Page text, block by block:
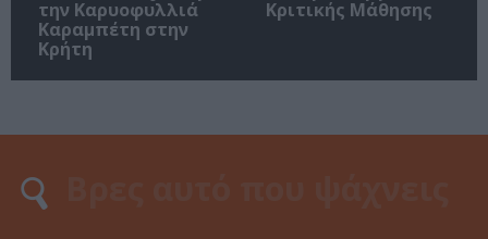
την Καρυοφυλλιά
Καραμπέτη στην
Κρήτη
Κριτικής Μάθησης